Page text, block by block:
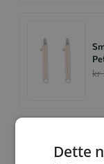
kr
Dette